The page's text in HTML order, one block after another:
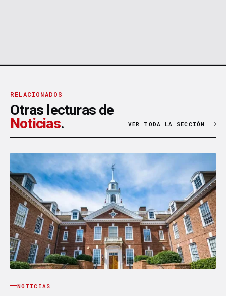
RELACIONADOS
Otras lecturas de
Noticias. VER TODA LA SECCIÓN
NOTICIAS